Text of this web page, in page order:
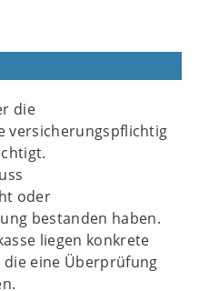
die
versicherungspflichtig
oder
bestanden haben.
liegen konkrete
eine Überprüfung